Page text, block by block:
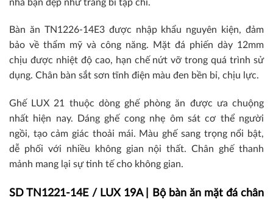
nhà bạn đẹp như trang bì tạp chí.
Bàn ăn TN1226-14E3 được nhập khẩu nguyên kiện, đảm
bảo về thẩm mỹ và công năng. Mặt đá phiến dày 12mm
chịu được nhiệt độ cao, hạn chế nứt vỡ trong quá trình sử
dụng. Chân bàn sắt sơn tĩnh điện màu đen bền bỉ, chịu lực.
Ghế LUX 21 thuộc dòng ghế phòng ăn được ưa chuộng
nhất hiện nay. Dáng ghế cong nhẹ ôm sát cơ thể người
ngồi, tạo cảm giác thoải mái. Màu ghế sang trọng nổi bật,
dễ phối với nhiều không gian nội thất. Chân ghế thanh
mảnh mang lại sự tinh tế cho không gian.
SD TN1221-14E / LUX 19A | Bộ bàn ăn mặt đá chân